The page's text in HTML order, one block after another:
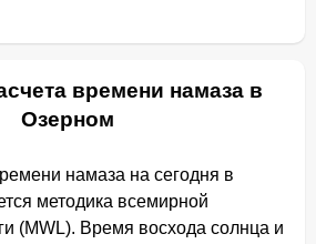
времени намаза в
Озерном
намаза на сегодня в
методика всемирной
(MWL). Время восхода солнца и